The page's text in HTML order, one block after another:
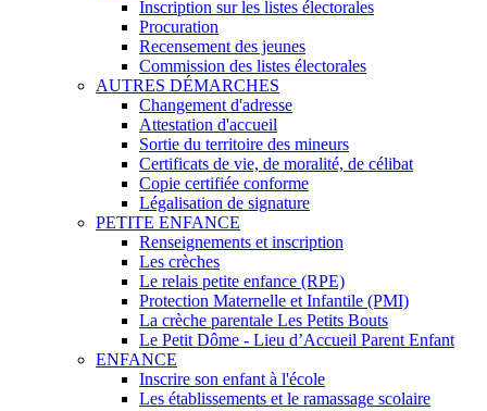
Inscription sur les listes électorales
Procuration
Recensement des jeunes
Commission des listes électorales
AUTRES DÉMARCHES
Changement d'adresse
Attestation d'accueil
Sortie du territoire des mineurs
Certificats de vie, de moralité, de célibat
Copie certifiée conforme
Légalisation de signature
PETITE ENFANCE
Renseignements et inscription
Les crèches
Le relais petite enfance (RPE)
Protection Maternelle et Infantile (PMI)
La crèche parentale Les Petits Bouts
Le Petit Dôme - Lieu d’Accueil Parent Enfant
ENFANCE
Inscrire son enfant à l'école
Les établissements et le ramassage scolaire